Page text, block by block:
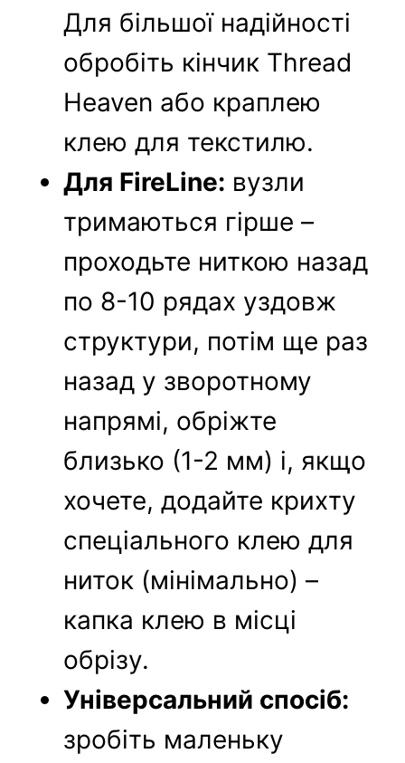
Для більшої надійності
обробіть кінчик Thread
Heaven або краплею
клею для текстилю.
Для FireLine: вузли
тримаються гірше –
проходьте ниткою назад
по 8-10 рядах уздовж
структури, потім ще раз
назад у зворотному
напрямі, обріжте
близько (1-2 мм) і, якщо
хочете, додайте крихту
спеціального клею для
ниток (мінімально) –
капка клею в місці
обрізу.
Універсальний спосіб:
зробіть маленьку